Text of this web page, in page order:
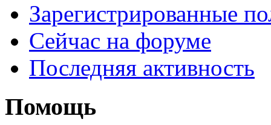
Зарегистрированные
Сейчас на форуме
Последняя активность
Помощь